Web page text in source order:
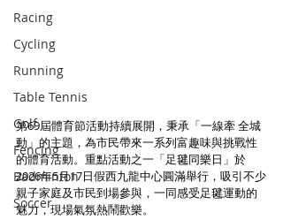
Racing
Cycling
Running
Table Tennis
Golf
Fencing
Badminton
Soccer
第69屆體育節活動持續展開，秉承「一線牽 全城
動」的主題，為市民帶來一系列富趣味與挑戰性
的體育活動。重點活動之一「足毽同樂日」於
2026年5月17日假西九龍中心圓滿舉行，吸引不少
親子家庭及市民到場參與，一同感受足毽運動的
魅力，現場氣氛熱鬧歡樂。